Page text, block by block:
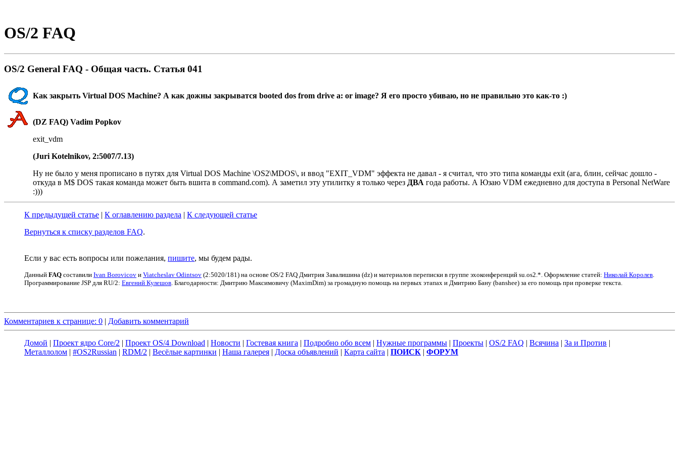
OS/2 FAQ
OS/2 General FAQ - Общая часть. Статья 041
Как закрыть Virtual DOS Machine? А как дожны закpыватся booted dos from drive a: or image? Я его пpосто убиваю, но не пpавильно это как-то :)
(DZ FAQ) Vadim Popkov
exit_vdm
(Juri Kotelnikov, 2:5007/7.13)
Hу не было у меня прописано в путях для Virtual DOS Machine \OS2\MDOS\, и ввод "EXIT_VDM" эффекта не давал - я считал, что это типа команды exit (ага, блин, сейчас дошло -
откуда в M$ DOS такая команда может быть вшита в command.com). А заметил эту утилитку я только через ДВА года работы. А Юзаю VDM ежедневно для доступа в Personal NetWare
:)))
К предыдущей статье | К оглавлению раздела | К следующей статье
Вернуться к списку разделов FAQ.
Если у вас есть вопросы или пожелания, пишите, мы будем рады.
Данный FAQ cоставили Ivan Borovicov и Viatcheslav Odintsov (2:5020/181) на основе OS/2 FAQ Дмитрия Завалишина (dz) и материалов переписки в группе эхоконференций su.os2.*. Оформление статей: Николай Королев.
Программирование JSP для RU/2: Евгений Кулешов. Благодарности: Дмитрию Максимовичу (MaximDim) за громадную помощь на первых этапах и Дмитрию Бану (banshee) за его помощь при проверке текста.
Комментариев к странице: 0 | Добавить комментарий
Домой | Проект ядро Core/2 | Проект OS/4 Download | Новости | Гостевая книга | Подробно обо всем | Нужные программы | Проекты | OS/2 FAQ | Всячина | За и Против |
Металлолом | #OS2Russian | RDM/2 | Весёлые картинки | Наша галерея | Доска объявлений | Карта сайта | ПОИСК | ФОРУМ